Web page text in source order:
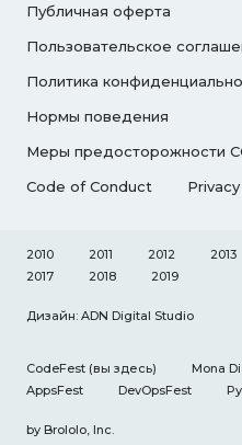
Публичная оферта
Пользовательское
Политика
Нормы поведения
Меры предосторожности
Code of Conduct
2010 2011 2012 2013
2017
2018 2019
Дизайн: ADN Digital Studio
CodeFest (вы здесь) Mona
AppsFest
DevOpsFest
by Brololo, Inc.